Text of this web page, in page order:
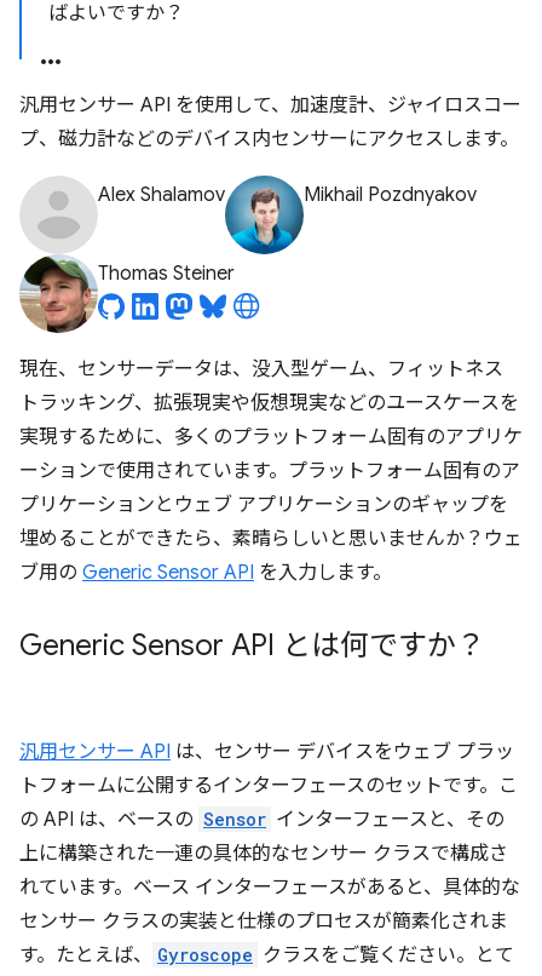
ばよいですか？
汎用センサー API を使用して、加速度計、ジャイロスコー
プ、磁力計などのデバイス内センサーにアクセスします。
Alex Shalamov Mikhail Pozdnyakov
Thomas Steiner
現在、センサーデータは、没入型ゲーム、フィットネス
トラッキング、拡張現実や仮想現実などのユースケースを
実現するために、多くのプラットフォーム固有のアプリケ
ーションで使用されています。プラットフォーム固有のア
プリケーションとウェブ アプリケーションのギャップを
埋めることができたら、素晴らしいと思いませんか？ウェ
ブ用の Generic Sensor API を入力します。
Generic Sensor API とは何ですか？
汎用センサー API は、センサー デバイスをウェブ プラッ
トフォームに公開するインターフェースのセットです。こ
の API は、ベースの Sensor インターフェースと、その
上に構築された一連の具体的なセンサー クラスで構成さ
れています。ベース インターフェースがあると、具体的な
センサー クラスの実装と仕様のプロセスが簡素化されま
す。たとえば、
Gyroscope クラスをご覧ください。とて